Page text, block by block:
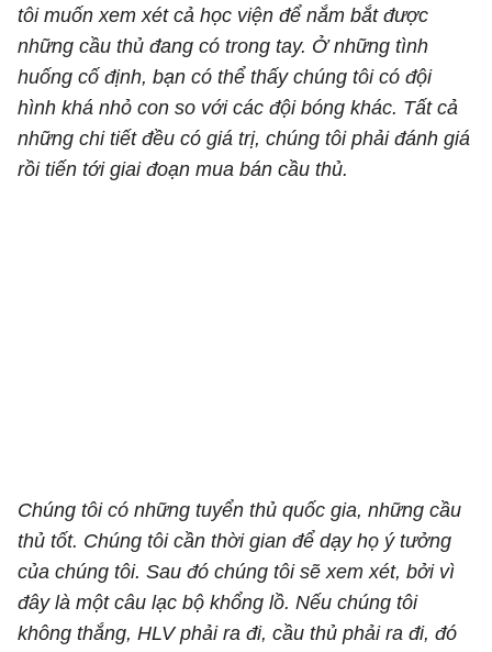
tôi muốn xem xét cả học viện để nắm bắt được
những cầu thủ đang có trong tay. Ở những tình
huống cố định, bạn có thể thấy chúng tôi có đội
hình khá nhỏ con so với các đội bóng khác. Tất cả
những chi tiết đều có giá trị, chúng tôi phải đánh giá
rồi tiến tới giai đoạn mua bán cầu thủ.
Chúng tôi có những tuyển thủ quốc gia, những cầu
thủ tốt. Chúng tôi cần thời gian để dạy họ ý tưởng
của chúng tôi. Sau đó chúng tôi sẽ xem xét, bởi vì
đây là một câu lạc bộ khổng lồ. Nếu chúng tôi
không thắng, HLV phải ra đi, cầu thủ phải ra đi, đó